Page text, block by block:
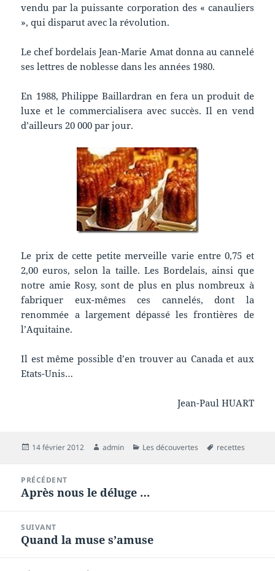
vendu par la puissante corporation des « canauliers
», qui disparut avec la révolution.
Le chef bordelais Jean-Marie Amat donna au cannelé
ses lettres de noblesse dans les années 1980.
En 1988, Philippe Baillardran en fera un produit de
luxe et le commercialisera avec succès. Il en vend
d’ailleurs 20 000 par jour.
Le prix de cette petite merveille varie entre 0,75 et
2,00 euros, selon la taille. Les Bordelais, ainsi que
notre amie Rosy, sont de plus en plus nombreux à
fabriquer eux-mêmes ces cannelés, dont la
renommée a largement dépassé les frontières de
l’Aquitaine.
Il est même possible d’en trouver au Canada et aux
Etats-Unis…
Jean-Paul HUART
Publié
14 février 2012 Auteur
admin Catégories
Les découvertes
Mots-
recettes
l’article
PRÉCÉDENT
Article
Après nous le déluge …
SUIVANT
Article
Quand la muse s’amuse